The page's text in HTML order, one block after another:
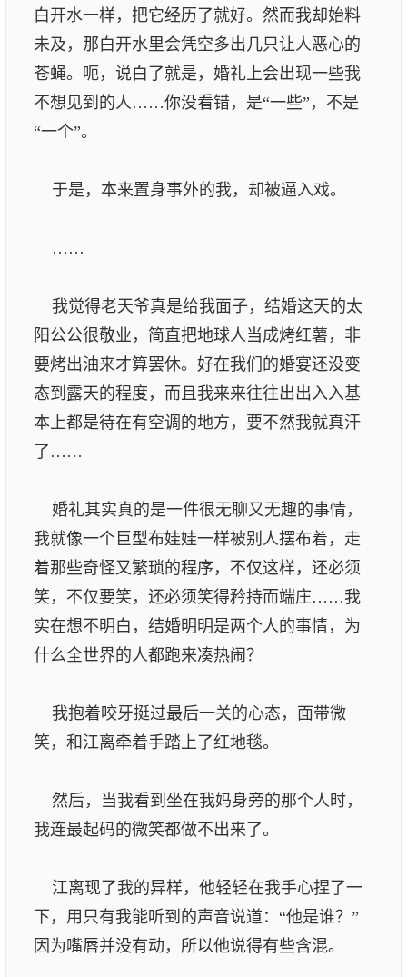
白开水一样，把它经历了就好。然而我却始料
未及，那白开水里会凭空多出几只让人恶心的
苍蝇。呃，说白了就是，婚礼上会出现一些我
不想见到的人……你没看错，是“一些”，不是
“一个”。
于是，本来置身事外的我，却被逼入戏。
……
我觉得老天爷真是给我面子，结婚这天的太
阳公公很敬业，简直把地球人当成烤红薯，非
要烤出油来才算罢休。好在我们的婚宴还没变
态到露天的程度，而且我来来往往出出入入基
本上都是待在有空调的地方，要不然我就真汗
了……
婚礼其实真的是一件很无聊又无趣的事情，
我就像一个巨型布娃娃一样被别人摆布着，走
着那些奇怪又繁琐的程序，不仅这样，还必须
笑，不仅要笑，还必须笑得矜持而端庄……我
实在想不明白，结婚明明是两个人的事情，为
什么全世界的人都跑来凑热闹？
我抱着咬牙挺过最后一关的心态，面带微
笑，和江离牵着手踏上了红地毯。
然后，当我看到坐在我妈身旁的那个人时，
我连最起码的微笑都做不出来了。
江离现了我的异样，他轻轻在我手心捏了一
下，用只有我能听到的声音说道：“他是谁？”
因为嘴唇并没有动，所以他说得有些含混。